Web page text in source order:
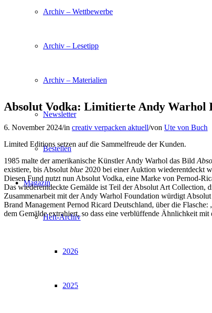
Archiv – Wettbewerbe
Archiv – Lesetipp
Archiv – Materialien
Newsletter
Bestellen
Magazin
Heft-Archiv
2026
2025
Absolut Vodka: Limitierte Andy Warhol
6. November 2024/in creativ verpacken aktuell/von Ute von Buch
Limited Editions setzen auf die Sammelfreude der Kunden.
1985 malte der amerikanische Künstler Andy Warhol das Bild
existiere, bis Absolut blue 2020 bei einer Auktion wiederentdeckt
Diesen Fund nutzt nun Absolut Vodka, eine Marke von Pernod-
Das wiederentdeckte Gemälde ist Teil der Absolut Art Collection,
Zusammenarbeit mit der Andy Warhol Foundation würdigt
Brand Management Pernod Ricard Deutschland, über die
dem Gemälde extrahiert, so dass eine verblüffende Ähnlichkeit